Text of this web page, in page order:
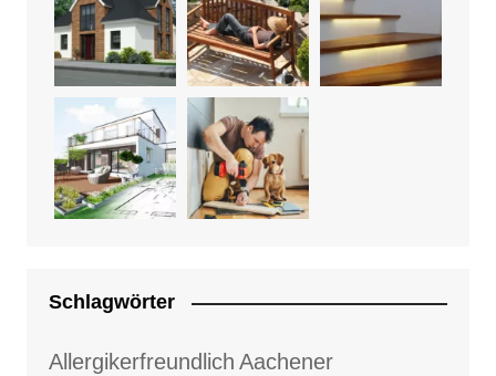
Schlagwörter
Allergikerfreundlich Aachener